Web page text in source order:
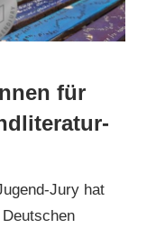
für
Jury hat